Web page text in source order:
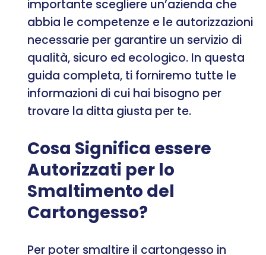
importante scegliere un’azienda che
abbia le competenze e le autorizzazioni
necessarie per garantire un servizio di
qualità, sicuro ed ecologico. In questa
guida completa, ti forniremo tutte le
informazioni di cui hai bisogno per
trovare la ditta giusta per te.
Cosa Significa essere
Autorizzati per lo
Smaltimento del
Cartongesso?
Per poter smaltire il cartongesso in